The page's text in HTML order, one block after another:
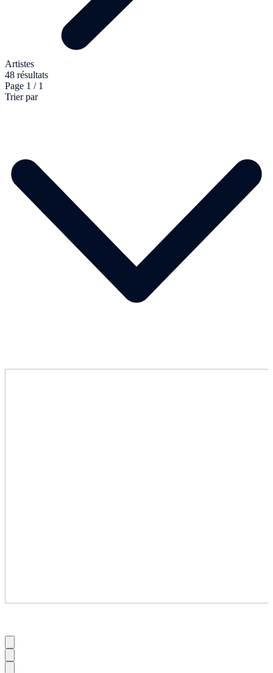
Artistes
48 résultats
Page 1 / 1
Trier par